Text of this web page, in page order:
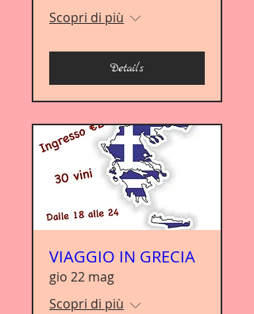
Scopri di più
Details
VIAGGIO IN GRECIA
gio 22 mag
Scopri di più